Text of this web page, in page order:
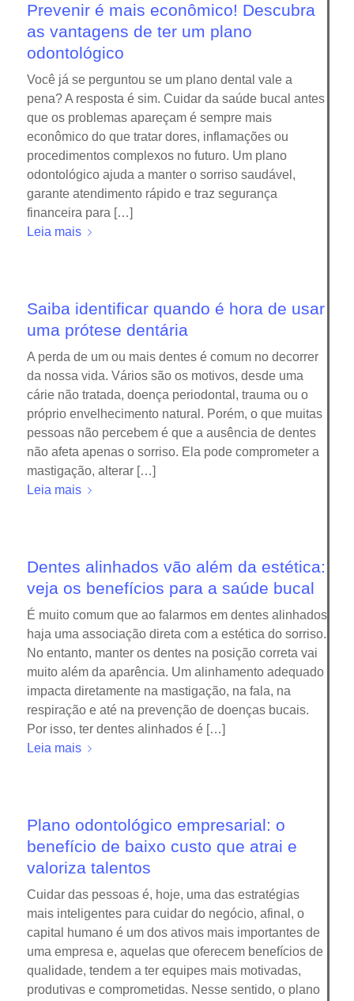
Prevenir é mais econômico! Descubra
as vantagens de ter um plano
odontológico
Você já se perguntou se um plano dental vale a
pena? A resposta é sim. Cuidar da saúde bucal antes
que os problemas apareçam é sempre mais
econômico do que tratar dores, inflamações ou
procedimentos complexos no futuro. Um plano
odontológico ajuda a manter o sorriso saudável,
garante atendimento rápido e traz segurança
financeira para […]
Leia mais
Saiba identificar quando é hora de usar
uma prótese dentária
A perda de um ou mais dentes é comum no decorrer
da nossa vida. Vários são os motivos, desde uma
cárie não tratada, doença periodontal, trauma ou o
próprio envelhecimento natural. Porém, o que muitas
pessoas não percebem é que a ausência de dentes
não afeta apenas o sorriso. Ela pode comprometer a
mastigação, alterar […]
Leia mais
Dentes alinhados vão além da estética:
veja os benefícios para a saúde bucal
É muito comum que ao falarmos em dentes alinhados
haja uma associação direta com a estética do sorriso.
No entanto, manter os dentes na posição correta vai
muito além da aparência. Um alinhamento adequado
impacta diretamente na mastigação, na fala, na
respiração e até na prevenção de doenças bucais.
Por isso, ter dentes alinhados é […]
Leia mais
Plano odontológico empresarial: o
benefício de baixo custo que atrai e
valoriza talentos
Cuidar das pessoas é, hoje, uma das estratégias
mais inteligentes para cuidar do negócio, afinal, o
capital humano é um dos ativos mais importantes de
uma empresa e, aquelas que oferecem benefícios de
qualidade, tendem a ter equipes mais motivadas,
produtivas e comprometidas. Nesse sentido, o plano